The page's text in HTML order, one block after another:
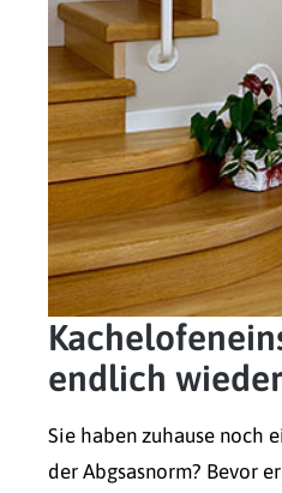
endlich
Sie haben zuhause noch
der Abgsasnorm? Bevor